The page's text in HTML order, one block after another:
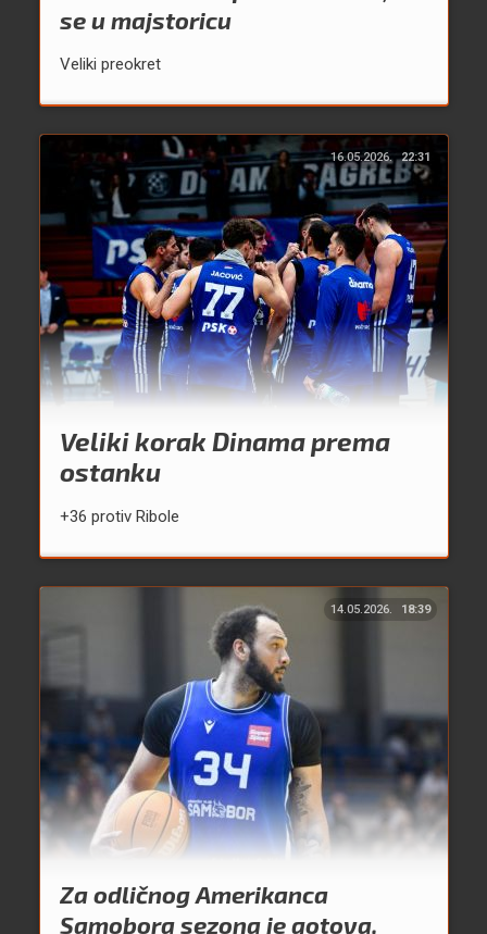
se u majstoricu
Veliki preokret
16.05.2026. 22:31
Veliki korak Dinama prema
ostanku
+36 protiv Ribole
14.05.2026. 18:39
Za odličnog Amerikanca
Samobora sezona je gotova,